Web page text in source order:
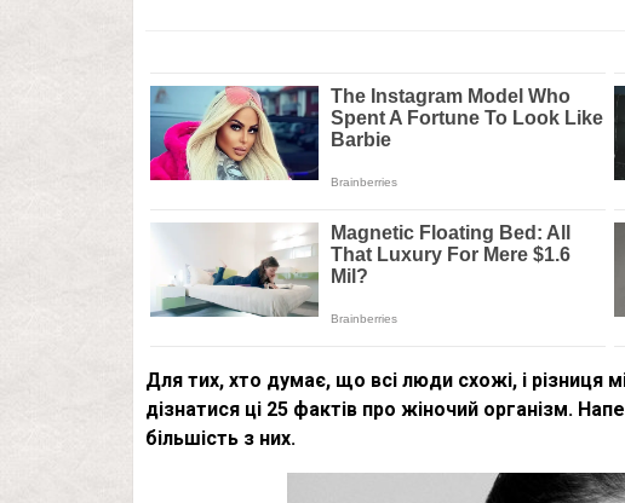
Для тих, хто думає, що всі люди схожі, і різниця
дізнатися ці 25 фактів про жіночий організм.
більшість з них.